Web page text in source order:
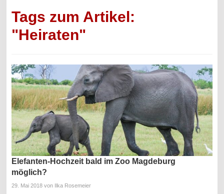
Tags zum Artikel:
"Heiraten"
Elefanten-Hochzeit bald im Zoo Magdeburg
möglich?
29. Mai 2018 von Ilka Rosemeier